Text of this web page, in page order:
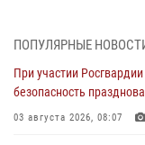
Подвиги
экспозиции
ПОПУЛЯРНЫЕ
При участии
безопасность
03 августа 2026, 08:07